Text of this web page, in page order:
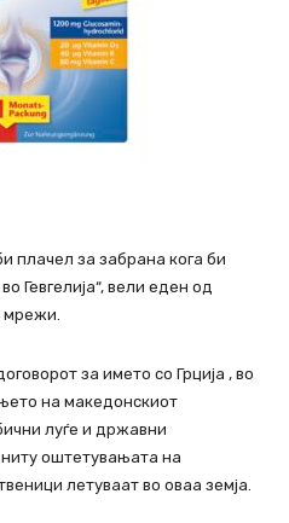
плачел за забрана кога би
Гевгелија“, вели еден од
мрежи.
за името со Грција , во
на македонскиот
луѓе и државни
оштетувањата на
летуваат во оваа земја.